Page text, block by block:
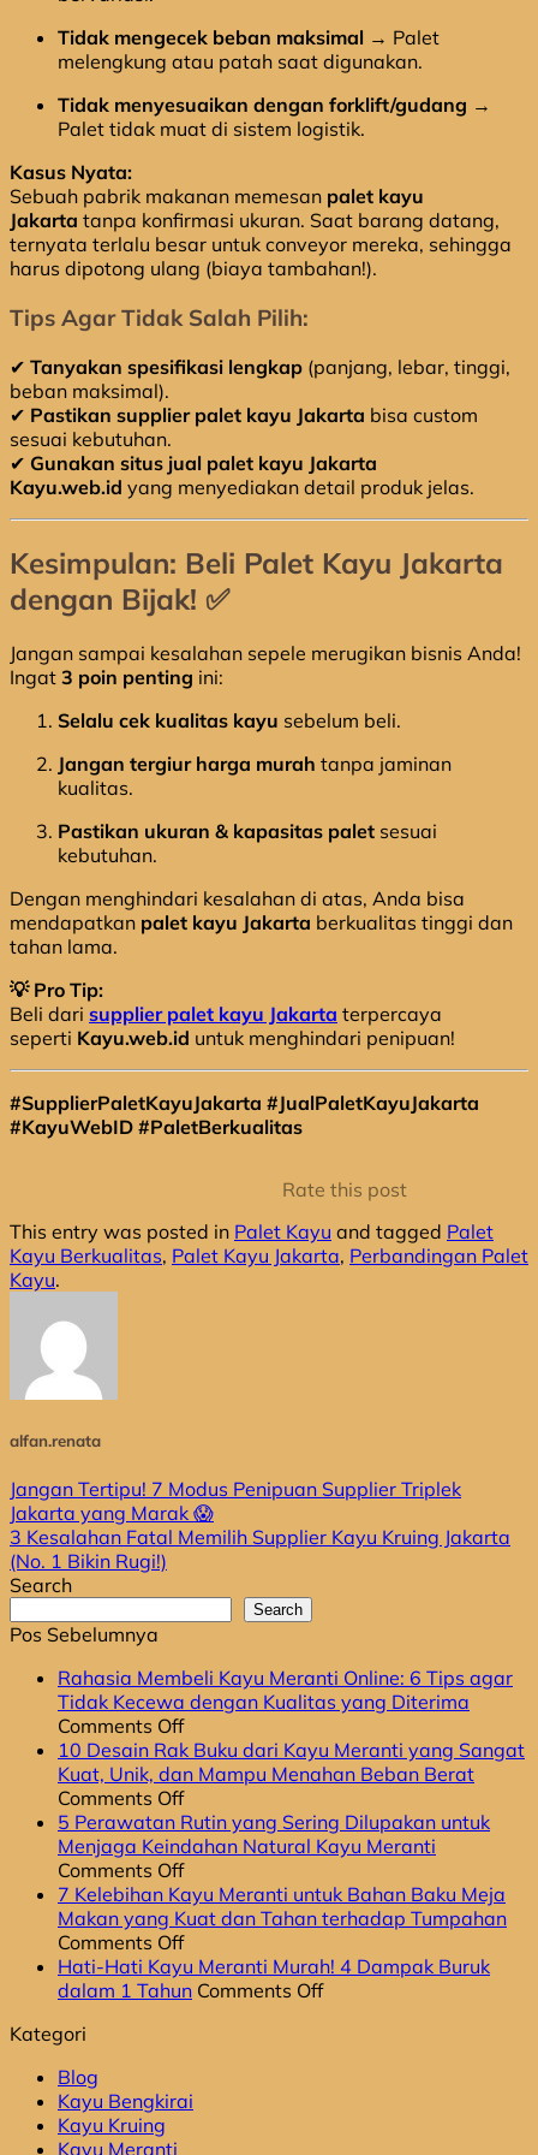
Tidak mengecek beban maksimal → Palet
melengkung atau patah saat digunakan.
Tidak menyesuaikan dengan forklift/gudang →
Palet tidak muat di sistem logistik.
Kasus Nyata:
Sebuah pabrik makanan memesan palet kayu
Jakarta tanpa konfirmasi ukuran. Saat barang datang,
ternyata terlalu besar untuk conveyor mereka, sehingga
harus dipotong ulang (biaya tambahan!).
Tips Agar Tidak Salah Pilih:
✔ Tanyakan spesifikasi lengkap (panjang, lebar, tinggi,
beban maksimal).
✔ Pastikan supplier palet kayu Jakarta bisa custom
sesuai kebutuhan.
✔ Gunakan situs jual palet kayu Jakarta
Kayu.web.id yang menyediakan detail produk jelas.
Kesimpulan: Beli Palet Kayu Jakarta
dengan Bijak! ✅
Jangan sampai kesalahan sepele merugikan bisnis Anda!
Ingat 3 poin penting ini:
Selalu cek kualitas kayu sebelum beli.
Jangan tergiur harga murah tanpa jaminan
kualitas.
Pastikan ukuran & kapasitas palet sesuai
kebutuhan.
Dengan menghindari kesalahan di atas, Anda bisa
mendapatkan palet kayu Jakarta berkualitas tinggi dan
tahan lama.
💡 Pro Tip:
Beli dari supplier palet kayu Jakarta terpercaya
seperti Kayu.web.id untuk menghindari penipuan!
#SupplierPaletKayuJakarta #JualPaletKayuJakarta
#KayuWebID #PaletBerkualitas
Rate this post
This entry was posted in Palet Kayu and tagged Palet
Kayu Berkualitas, Palet Kayu Jakarta, Perbandingan Palet
Kayu.
alfan.renata
Jangan Tertipu! 7 Modus Penipuan Supplier Triplek
Jakarta yang Marak 😱
3 Kesalahan Fatal Memilih Supplier Kayu Kruing Jakarta
(No. 1 Bikin Rugi!)
Search
Search
Pos Sebelumnya
Rahasia Membeli Kayu Meranti Online: 6 Tips agar
Tidak Kecewa dengan Kualitas yang Diterima
Comments Offon
Rahasia
Membeli
Kayu
Meranti
Online:
6
Tips
agar
Tidak
Kecewa
dengan
10 Desain Rak Buku dari Kayu Meranti yang Sangat
Kuat, Unik, dan Mampu Menahan Beban Berat
Comments Offon
10
Desain
Rak
Buku
dari
Kayu
Meranti
yang
Mampu
5 Perawatan Rutin yang Sering Dilupakan untuk
Menjaga Keindahan Natural Kayu Meranti
Comments Offon
5
Perawatan
Rutin
yang
Sering
Natural
7 Kelebihan Kayu Meranti untuk Bahan Baku Meja
Makan yang Kuat dan Tahan terhadap Tumpahan
Comments Offon
7
Kelebihan
Baku
Hati-Hati Kayu Meranti Murah! 4 Dampak Buruk
dalam 1 Tahun Comments Offon
Kategori
Blog
Kayu Bengkirai
Kayu Kruing
Kayu Meranti